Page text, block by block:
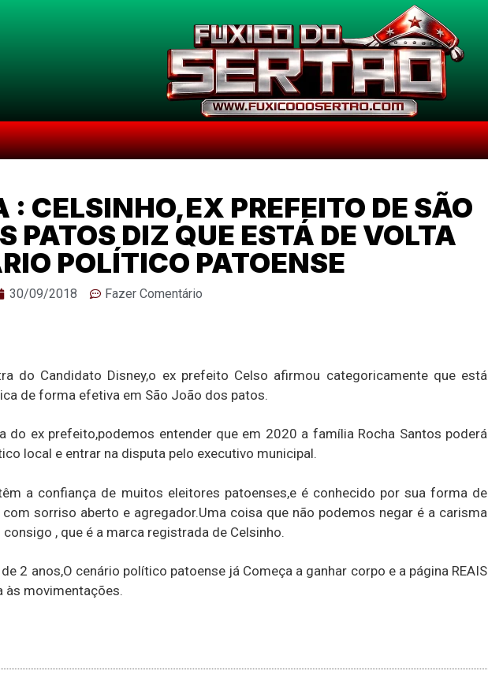
: CELSINHO,EX PREFEITO DE SÃO
PATOS DIZ QUE ESTÁ DE VOLTA
POLÍTICO PATOENSE
30/09/2018 Fazer Comentário
do Candidato Disney,o ex prefeito Celso afirmou categoricamente que está
de forma efetiva em São João dos patos.
do ex prefeito,podemos entender que em 2020 a família Rocha Santos poderá
local e entrar na disputa pelo executivo municipal.
a confiança de muitos eleitores patoenses,e é conhecido por sua forma de
sorriso aberto e agregador.Uma coisa que não podemos negar é a carisma
, que é a marca registrada de Celsinho.
2 anos,O cenário político patoense já Começa a ganhar corpo e a página REAIS
às movimentações.